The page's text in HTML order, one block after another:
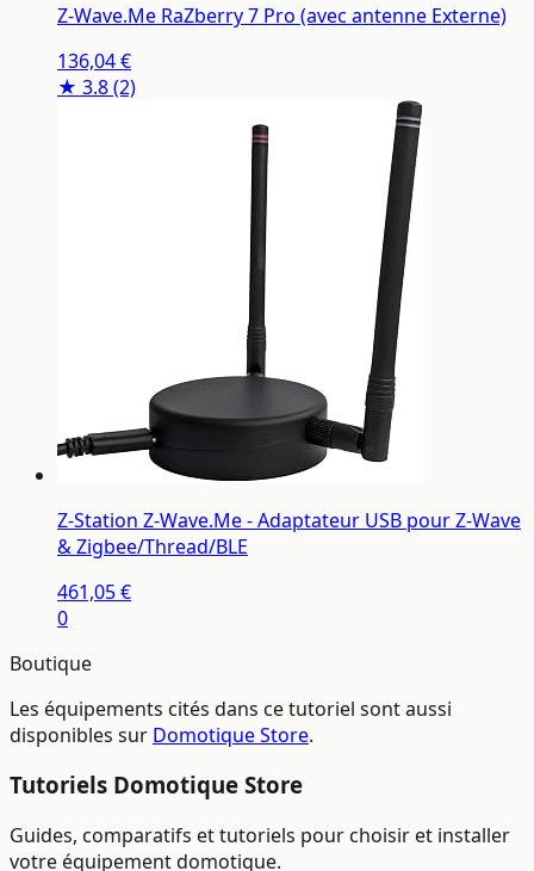
Z-Wave.Me RaZberry 7 Pro (avec antenne Externe)
136,04 €
★ 3.8(2)
Z-Station Z-Wave.Me - Adaptateur USB pour Z-Wave
& Zigbee/Thread/BLE
461,05 €
0
Boutique
Les équipements cités dans ce tutoriel sont aussi
disponibles sur Domotique Store.
Tutoriels Domotique Store
Guides, comparatifs et tutoriels pour choisir et installer
votre équipement domotique.